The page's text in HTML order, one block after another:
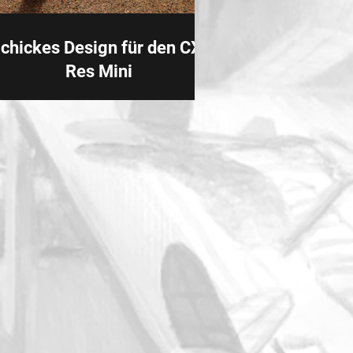
Design für den CX-
Res Mini